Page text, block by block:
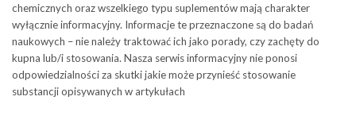
chemicznych oraz wszelkiego typu suplementów mają charakter
wyłącznie informacyjny. Informacje te przeznaczone są do badań
naukowych – nie należy traktować ich jako porady, czy zachęty do
kupna lub/i stosowania. Nasza serwis informacyjny nie ponosi
odpowiedzialności za skutki jakie może przynieść stosowanie
substancji opisywanych w artykułach